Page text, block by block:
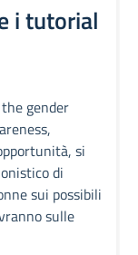
i tutorial
the gender
si
di
sui possibili
sulle